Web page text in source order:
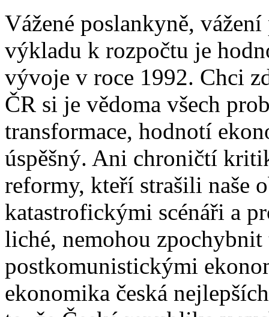
Vážené poslankyně,
výkladu k rozpočtu je
vývoje v roce 1992. Chci
ČR si je vědoma všech
transformace, hodnotí
úspěšný. Ani chroničtí
reformy, kteří strašili naše
katastrofickými scénáři a
liché, nemohou zpochybnit
postkomunistickými
ekonomika česká